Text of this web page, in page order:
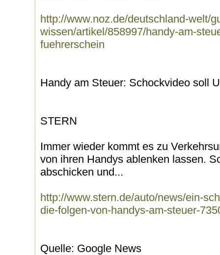
http://www.noz.de/deutschland-welt/
wissen/artikel/858997/handy-am-
fuehrerschein
Handy am Steuer: Schockvideo soll
STERN
Immer wieder kommt es zu
von ihren Handys ablenken lassen.
abschicken und...
http://www.stern.de/auto/news/ein-
die-folgen-von-handys-am-steuer-
Quelle: Google News